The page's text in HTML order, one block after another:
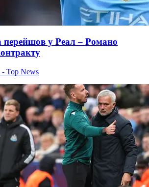
перейшов у Реал – Романо
Top News